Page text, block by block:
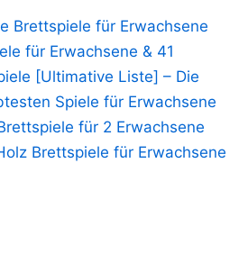
Brettspiele für Erwachsene
für Erwachsene & 41
[Ultimative Liste] – Die
Spiele für Erwachsene
für 2 Erwachsene
Brettspiele für Erwachsene